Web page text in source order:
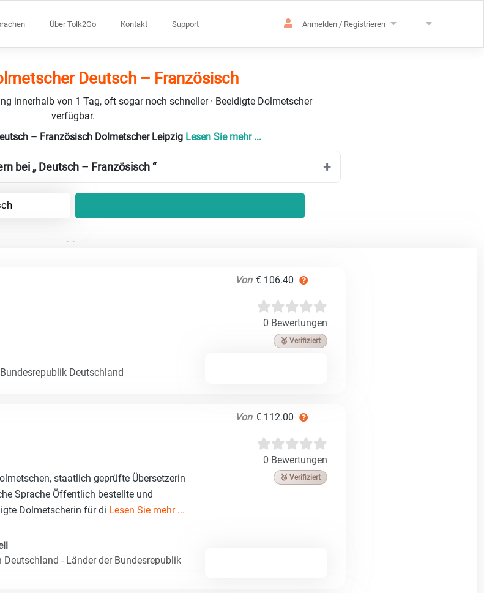
Über Tolk2Go Kontakt Support Anmelden / Registrieren
Deutsch – Französisch
innerhalb von 1 Tag, oft sogar noch schneller · Beeidigte Dolmetscher
verfügbar.
– Französisch Dolmetscher Leipzig Lesen Sie mehr ...
bei „ Deutsch – Französisch “
Von € 106.40
0 Bewertungen
🥉 Verifiziert
Deutschland
Von € 112.00
0 Bewertungen
🥉 Verifiziert
staatlich geprüfte Übersetzerin
Sprache Öffentlich bestellte und
Dolmetscherin für di Lesen Sie mehr ...
Deutschland - Länder der Bundesrepublik